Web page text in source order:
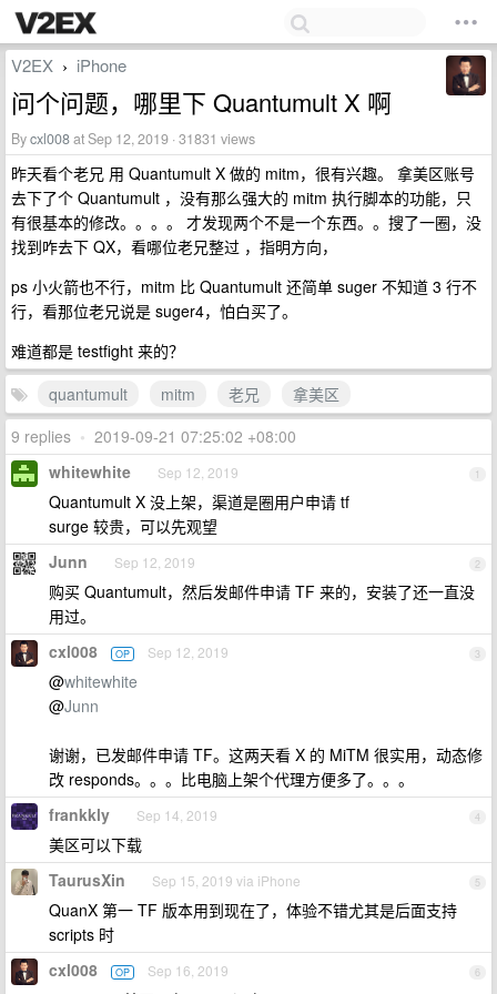
V2EX › iPhone
问个问题，哪里下 Quantumult X 啊
Bycxl008at Sep 12, 2019 · 31831 views
昨天看个老兄 用 Quantumult X 做的 mitm，很有兴趣。 拿美区账号
去下了个 Quantumult ，没有那么强大的 mitm 执行脚本的功能，只
有很基本的修改。。。。 才发现两个不是一个东西。。搜了一圈，没
找到咋去下 QX，看哪位老兄整过 ，指明方向，
ps 小火箭也不行，mitm 比 Quantumult 还简单 suger 不知道 3 行不
行，看那位老兄说是 suger4，怕白买了。
难道都是 testfight 来的？
quantumult
mitm 老兄
拿美区
9 replies • 2019-09-21 07:25:02 +08:00
1
whitewhite Sep 12, 2019
Quantumult X 没上架，渠道是圈用户申请 tf
surge 较贵，可以先观望
2
Junn Sep 12, 2019
购买 Quantumult，然后发邮件申请 TF 来的，安装了还一直没
用过。
3
cxl008 OP Sep 12, 2019
@whitewhite
@Junn
谢谢，已发邮件申请 TF。这两天看 X 的 MiTM 很实用，动态修
改 responds。。。比电脑上架个代理方便多了。。。
4
frankkly Sep 14, 2019
美区可以下载
5
TaurusXin Sep 15, 2019 via iPhone
QuanX 第一 TF 版本用到现在了，体验不错尤其是后面支持
scripts 时
6
cxl008 OP Sep 16, 2019